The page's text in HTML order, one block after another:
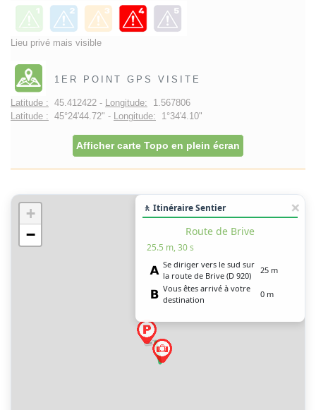
Lieu privé mais visible
1ER POINT GPS VISITE
Latitude : 45.412422 - Longitude: 1.567806
Latitude : 45°24'44.72" - Longitude: 1°34'4.10"
Afficher carte Topo en plein écran
+
−
🚶 Itinéraire Sentier
Route de Brive
25.5 m, 30 s
Se diriger vers le sud sur
la route de Brive (D 920)
25 m
Vous êtes arrivé à votre
destination
0 m